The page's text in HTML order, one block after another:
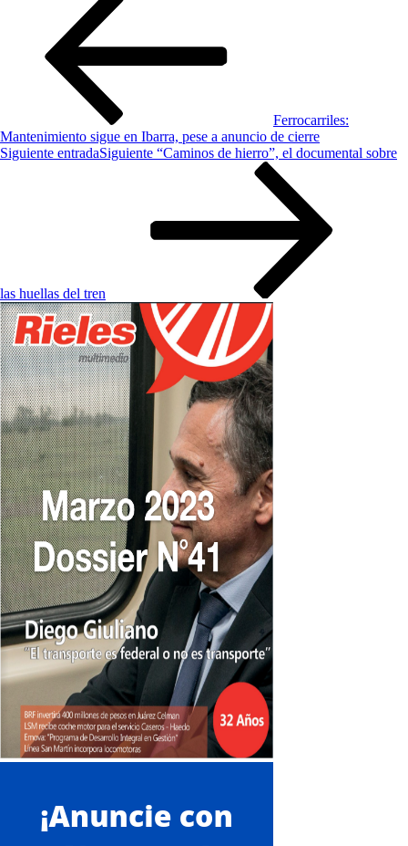
Ferrocarriles:
Mantenimiento sigue en Ibarra, pese a anuncio de cierre
Siguiente entradaSiguiente “Caminos de hierro”, el documental sobre
las huellas del tren